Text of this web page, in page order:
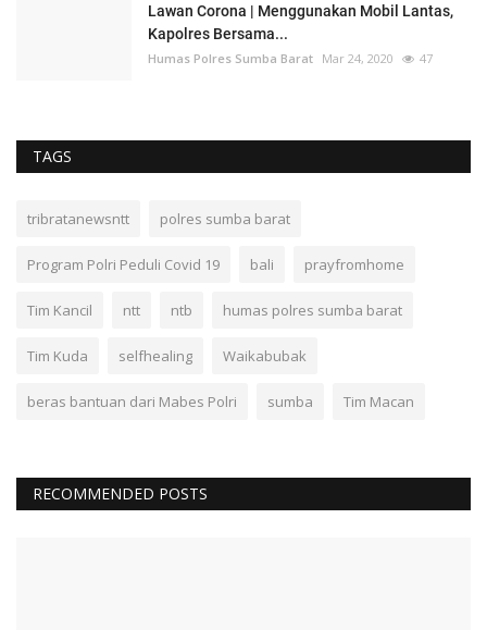
Lawan Corona | Menggunakan Mobil Lantas,
Kapolres Bersama...
Humas Polres Sumba Barat Mar 24, 2020 47
TAGS
tribratanewsntt polres sumba barat
Program Polri Peduli Covid 19 bali prayfromhome
Tim Kancil ntt ntb humas polres sumba barat
Tim Kuda selfhealing Waikabubak
beras bantuan dari Mabes Polri sumba Tim Macan
RECOMMENDED POSTS